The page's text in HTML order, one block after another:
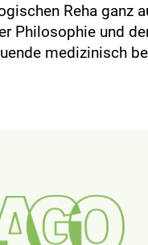
Reha ganz
Philosophie und
medizinisch